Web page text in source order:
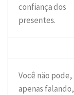
confiança dos
presentes.
Você näo pode,
apenas falando,